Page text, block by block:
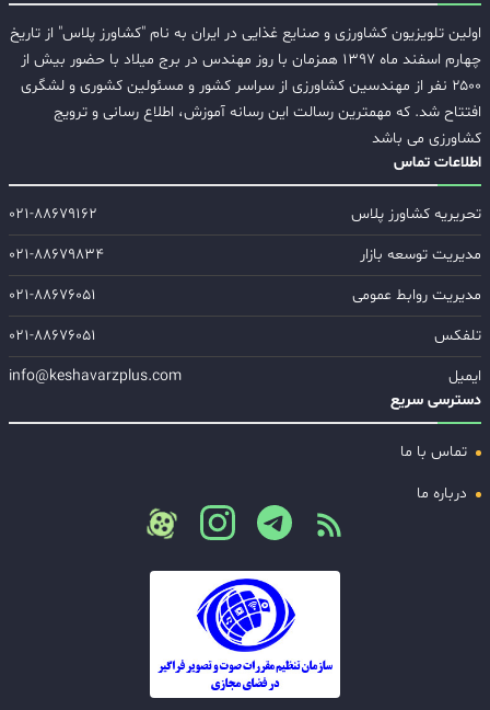
اولین تلویزیون کشاورزی و صنایع غذایی در ایران به نام "کشاورز پلاس" از تاریخ
چهارم اسفند ماه ۱۳۹۷ همزمان با روز مهندس در برج میلاد با حضور بیش از
۲۵۰۰ نفر از مهندسین کشاورزی از سراسر کشور و مسئولین کشوری و لشگری
افتتاح شد. که مهمترین رسالت این رسانه آموزش، اطلاع رسانی و ترویج
کشاورزی می باشد
اطلاعات تماس
تحریریه کشاورز پلاس
۰۲۱-۸۸۶۷۹۱۶۲
مدیریت توسعه بازار
۰۲۱-۸۸۶۷۹۸۳۴
مدیریت روابط عمومی
۰۲۱-۸۸۶۷۶۰۵۱
تلفکس
۰۲۱-۸۸۶۷۶۰۵۱
ایمیل
info@keshavarzplus.com
دسترسی سریع
تماس با ما
درباره ما